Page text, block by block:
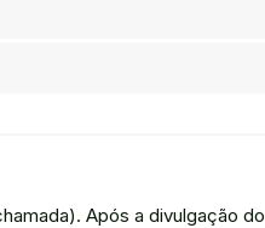
Após a divulgação do